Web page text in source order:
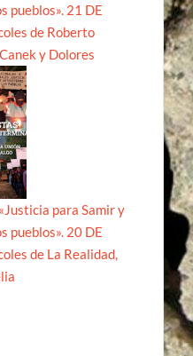
pueblos». 21 DE
de Roberto
y Dolores
para Samir y
pueblos». 20 DE
de La Realidad,